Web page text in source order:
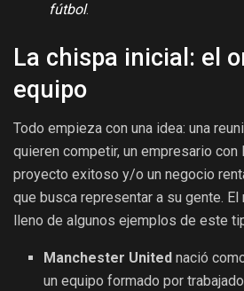
fútbol.
La chispa inicial: el
equipo
Todo empieza con una idea: una
quieren competir, un empresario con
proyecto exitoso y/o un negocio
que busca representar a su gente.
lleno de algunos ejemplos de este
Manchester United nació
un equipo formado por